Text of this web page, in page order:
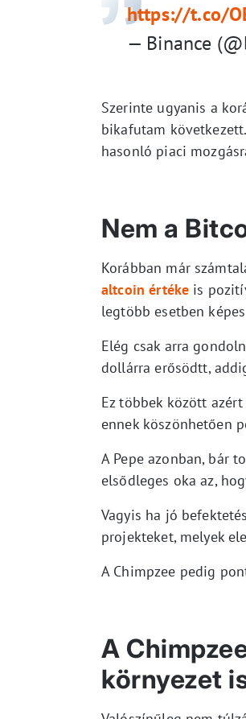
https://t.co/
— Binance
Szerinte ugyanis a
bikafutam
hasonló piaci
Nem a
Korábban már
altcoin értéke is
legtöbb esetben
Elég csak arra
dollárra erősödtt,
Ez többek között
ennek köszönhetően
A Pepe azonban, bár
elsődleges oka az,
Vagyis ha jó
projekteket, melyek
A Chimpzee pedig
A
környezet